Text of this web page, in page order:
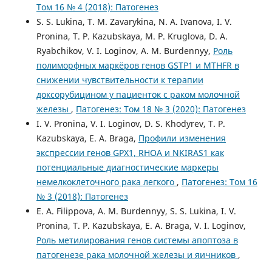
Том 16 № 4 (2018): Патогенез
S. S. Lukina, T. M. Zavarykina, N. A. Ivanova, I. V.
Pronina, T. P. Kazubskaya, M. P. Kruglova, D. A.
Ryabchikov, V. I. Loginov, A. M. Burdennyy, Роль
полиморфных маркёров генов GSTP1 и MTHFR в
снижении чувствительности к терапии
доксорубицином у пациенток с раком молочной
железы , Патогенез: Том 18 № 3 (2020): Патогенез
I. V. Pronina, V. I. Loginov, D. S. Khodyrev, T. P.
Kazubskaya, E. A. Braga, Профили изменения
экспрессии генов GPX1, RHOA и NKIRAS1 как
потенциальные диагностические маркеры
немелкоклеточного рака легкого , Патогенез: Том 16
№ 3 (2018): Патогенез
E. A. Filippova, A. M. Burdennyy, S. S. Lukina, I. V.
Pronina, T. P. Kazubskaya, E. A. Braga, V. I. Loginov,
Роль метилирования генов системы апоптоза в
патогенезе рака молочной железы и яичников ,